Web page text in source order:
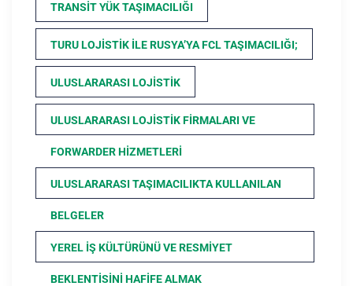
TRANSIT YÜK TAŞIMACILIĞI
TURU LOJISTIK ILE RUSYA’YA FCL TAŞIMACILIĞI;
ULUSLARARASI LOJISTIK
ULUSLARARASI LOJISTIK FIRMALARI VE
FORWARDER HIZMETLERI
ULUSLARARASI TAŞIMACILIKTA KULLANILAN
BELGELER
YEREL İŞ KÜLTÜRÜNÜ VE RESMIYET
BEKLENTISINI HAFIFE ALMAK